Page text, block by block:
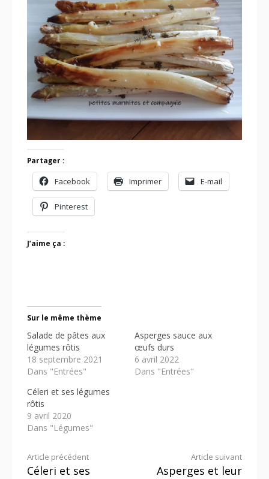
Partager :
Facebook Imprimer E-mail
Pinterest
J’aime ça :
Sur le même thème
Salade de pâtes aux
légumes rôtis
18 septembre 2021
Dans "Entrées"
Asperges sauce aux
œufs durs
6 avril 2022
Dans "Entrées"
Céleri et ses légumes
rôtis
9 avril 2020
Dans "Légumes"
Lire
Article précédent
Céleri et ses
Article suivant
Asperges et leur